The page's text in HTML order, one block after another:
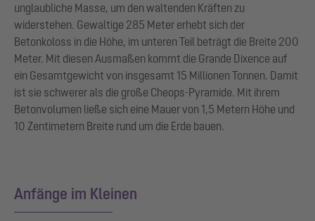
unglaubliche Masse, um den waltenden Kräften zu
widerstehen. Gewaltige 285 Meter erhebt sich der
Betonkoloss in die Höhe, im unteren Teil beträgt die Breite 200
Meter. Mit diesen Ausmaßen kommt die Grande Dixence auf
ein Gesamtgewicht von insgesamt 15 Millionen Tonnen. Damit
ist sie schwerer als die große Cheops-Pyramide. Mit ihrem
Betonvolumen ließe sich eine Mauer von 1,5 Metern Höhe und
10 Zentimetern Breite rund um die Erde bauen.
Anfänge im Kleinen